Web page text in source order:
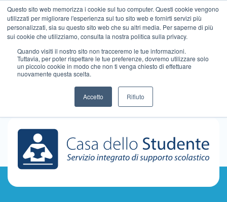
Questo sito web memorizza i cookie sul tuo computer. Questi cookie vengono
utilizzati per migliorare l'esperienza sul tuo sito web e fornirti servizi più
personalizzati, sia su questo sito web che su altri media. Per saperne di più
sui cookie che utilizziamo, consulta la nostra politica sulla privacy.
Quando visiti il ​​nostro sito non tracceremo le tue informazioni.
Tuttavia, per poter rispettare le tue preferenze, dovremo utilizzare solo
un piccolo cookie in modo che non ti venga chiesto di effettuare
nuovamente questa scelta.
Accetto Rifiuto